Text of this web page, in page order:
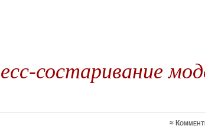
состаривание
≈